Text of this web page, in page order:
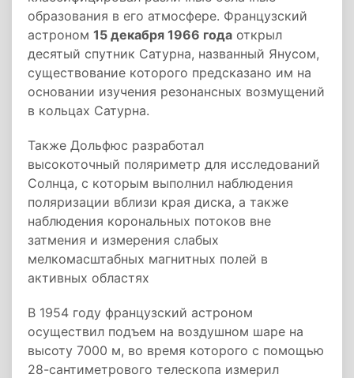
образования в его атмосфере. Французский
астроном 15 декабря 1966 года открыл
десятый спутник Сатурна, названный Янусом,
существование которого предсказано им на
основании изучения резонансных возмущений
в кольцах Сатурна.
Также Дольфюс разработал
высокоточный поляриметр для исследований
Солнца, с которым выполнил наблюдения
поляризации вблизи края диска, а также
наблюдения корональных потоков вне
затмения и измерения слабых
мелкомасштабных магнитных полей в
активных областях
В 1954 году французский астроном
осуществил подъем на воздушном шаре на
высоту 7000 м, во время которого с помощью
28-сантиметрового телескопа измерил